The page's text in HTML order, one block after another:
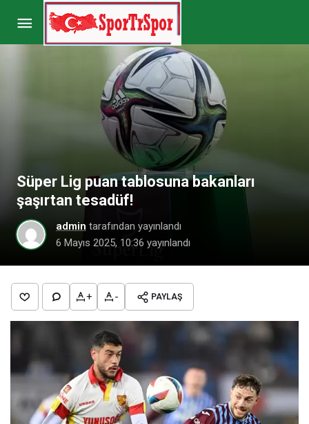
Süper Lig puan tablosuna bakanları
şaşırtan tesadüf!
admin tarafından yayınlandı
6 Mayıs 2025, 10:36 yayınlandı
+ - PAYLAŞ
Trabzonspor isyan etmişti! Ne Trio
değerlendirdi, ne de özette yer aldı
Paylaş